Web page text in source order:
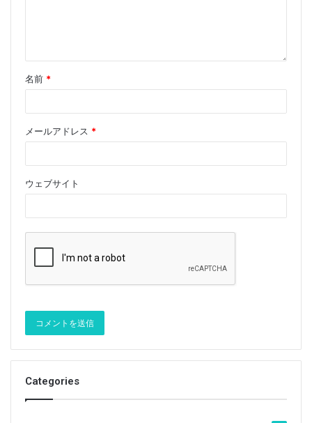
名前 *
メールアドレス *
ウェブサイト
Categories